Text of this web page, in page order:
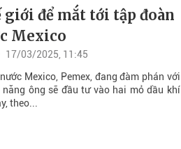
để mắt tới tập đoàn
Mexico
17/03/2025, 11:45
Mexico, Pemex, đang đàm phán với
ông sẽ đầu tư vào hai mỏ dầu khí
theo...